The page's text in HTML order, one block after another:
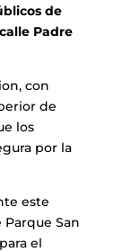
de
Padre
con
de
los
por la
este
San
el